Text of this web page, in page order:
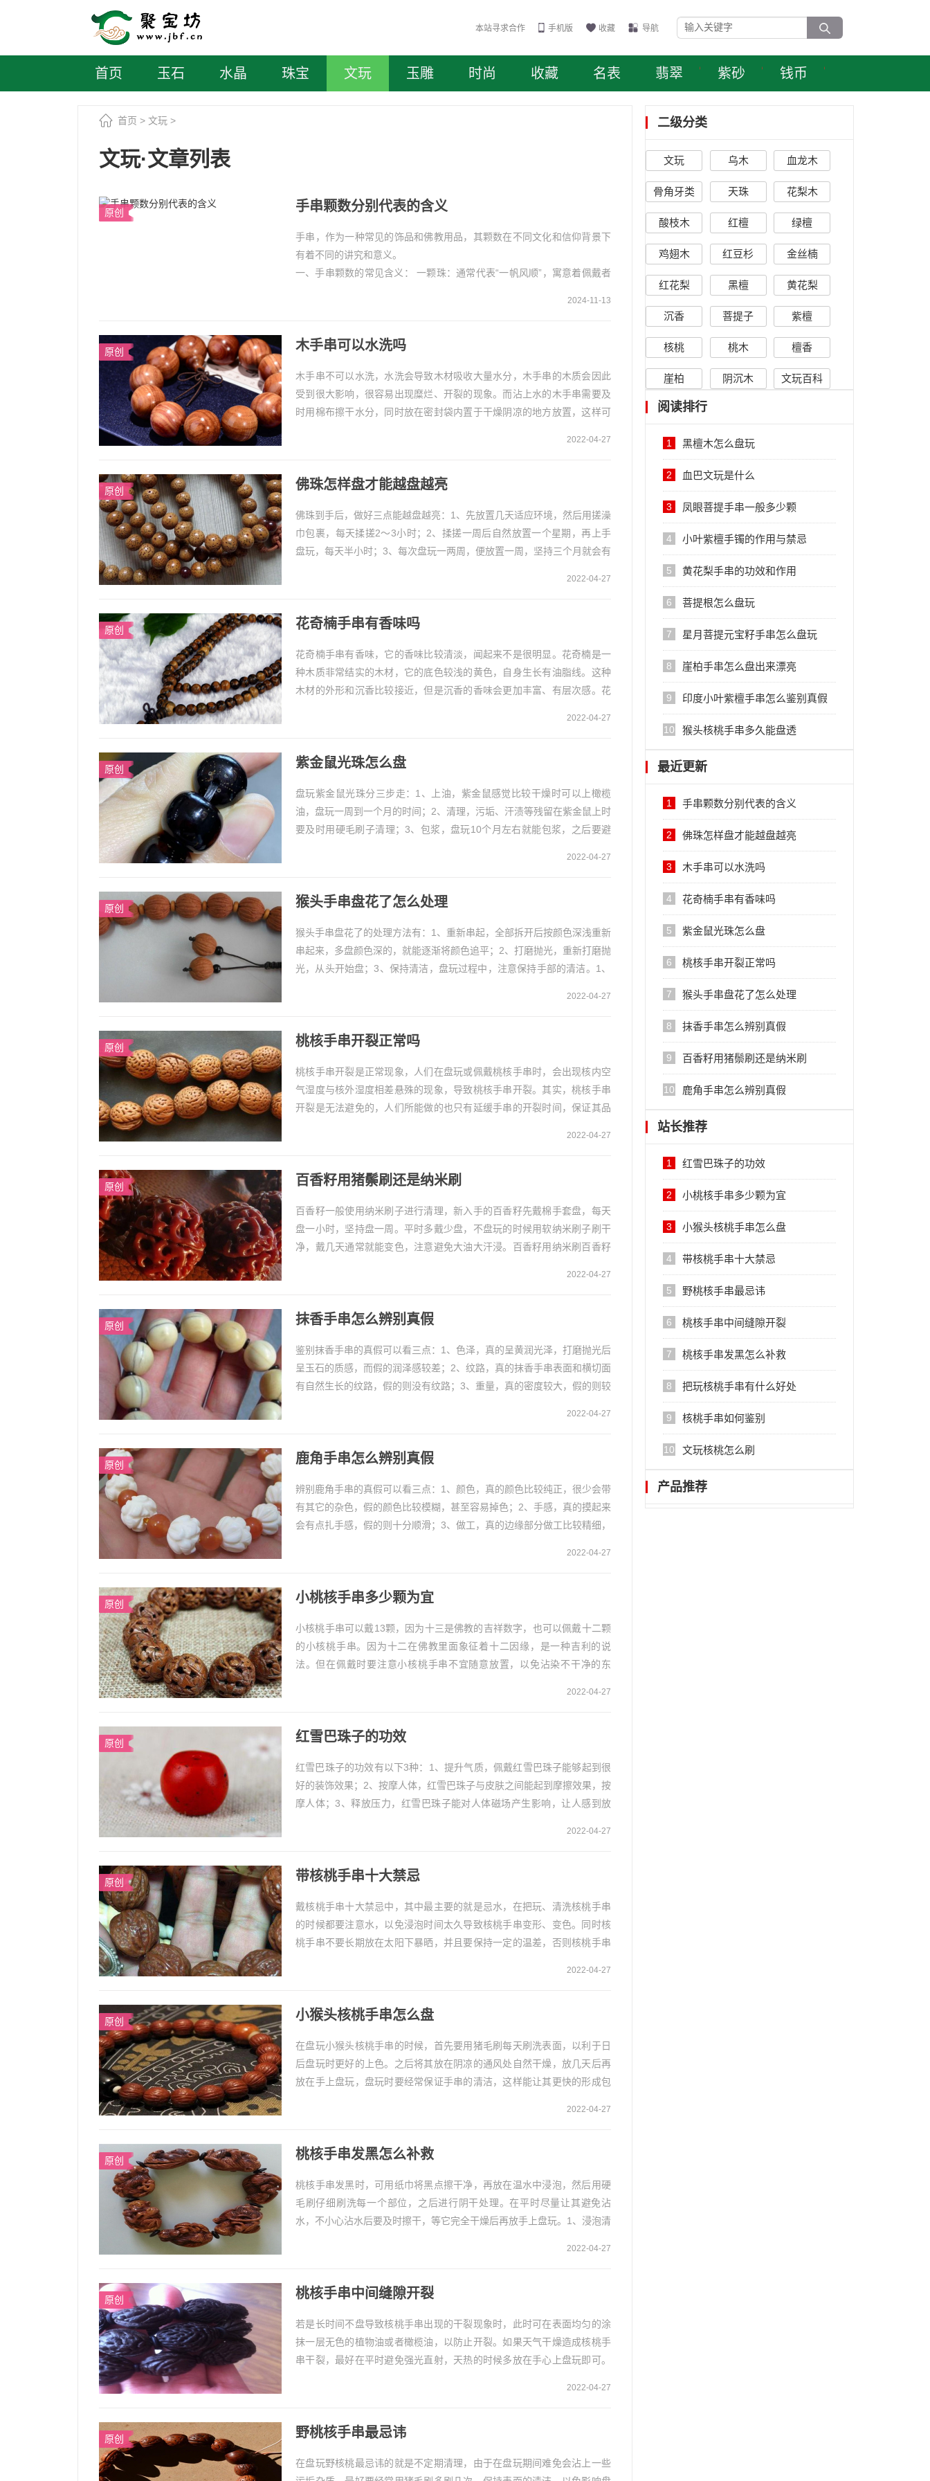
本站寻求合作 手机版 收藏 导航
首页 玉石 水晶 珠宝 文玩 玉雕 时尚 收藏 名表 翡翠 紫砂 钱币
首页 > 文玩 >
文玩·文章列表
原创 手串颗数分别代表的含义
手串，作为一种常见的饰品和佛教用品，其颗数在不同文化和信仰背景下
有着不同的讲究和意义。
一、手串颗数的常见含义： 一颗珠：通常代表“一帆风顺”，寓意着佩戴者
2024-11-13
原创 木手串可以水洗吗
木手串不可以水洗，水洗会导致木材吸收大量水分，木手串的木质会因此
受到很大影响，很容易出现糜烂、开裂的现象。而沾上水的木手串需要及
时用棉布擦干水分，同时放在密封袋内置于干燥阴凉的地方放置，这样可
2022-04-27
原创 佛珠怎样盘才能越盘越亮
佛珠到手后，做好三点能越盘越亮：1、先放置几天适应环境，然后用搓澡
巾包裹，每天揉搓2～3小时；2、揉搓一周后自然放置一个星期，再上手
盘玩，每天半小时；3、每次盘玩一两周，便放置一周，坚持三个月就会有
2022-04-27
原创 花奇楠手串有香味吗
花奇楠手串有香味，它的香味比较清淡，闻起来不是很明显。花奇楠是一
种木质非常结实的木材，它的底色较浅的黄色，自身生长有油脂线。这种
木材的外形和沉香比较接近，但是沉香的香味会更加丰富、有层次感。花
2022-04-27
原创 紫金鼠光珠怎么盘
盘玩紫金鼠光珠分三步走：1、上油，紫金鼠感觉比较干燥时可以上橄榄
油，盘玩一周到一个月的时间；2、清理，污垢、汗渍等残留在紫金鼠上时
要及时用硬毛刷子清理；3、包浆，盘玩10个月左右就能包浆，之后要避
2022-04-27
原创 猴头手串盘花了怎么处理
猴头手串盘花了的处理方法有：1、重新串起，全部拆开后按颜色深浅重新
串起来，多盘颜色深的，就能逐渐将颜色追平；2、打磨抛光，重新打磨抛
光，从头开始盘；3、保持清洁，盘玩过程中，注意保持手部的清洁。1、
2022-04-27
原创 桃核手串开裂正常吗
桃核手串开裂是正常现象，人们在盘玩或佩戴桃核手串时，会出现核内空
气湿度与核外湿度相差悬殊的现象，导致桃核手串开裂。其实，桃核手串
开裂是无法避免的，人们所能做的也只有延缓手串的开裂时间，保证其品
2022-04-27
原创 百香籽用猪鬃刷还是纳米刷
百香籽一般使用纳米刷子进行清理，新入手的百香籽先戴棉手套盘，每天
盘一小时，坚持盘一周。平时多戴少盘，不盘玩的时候用软纳米刷子刷干
净，戴几天通常就能变色，注意避免大油大汗浸。百香籽用纳米刷百香籽
2022-04-27
原创 抹香手串怎么辨别真假
鉴别抹香手串的真假可以看三点：1、色泽，真的呈黄润光泽，打磨抛光后
呈玉石的质感，而假的润泽感较差；2、纹路，真的抹香手串表面和横切面
有自然生长的纹路，假的则没有纹路；3、重量，真的密度较大，假的则较
2022-04-27
原创 鹿角手串怎么辨别真假
辨别鹿角手串的真假可以看三点：1、颜色，真的颜色比较纯正，很少会带
有其它的杂色，假的颜色比较模糊，甚至容易掉色；2、手感，真的摸起来
会有点扎手感，假的则十分顺滑；3、做工，真的边缘部分做工比较精细，
2022-04-27
原创 小桃核手串多少颗为宜
小核桃手串可以戴13颗，因为十三是佛教的吉祥数字，也可以佩戴十二颗
的小核桃手串。因为十二在佛教里面象征着十二因缘，是一种吉利的说
法。但在佩戴时要注意小核桃手串不宜随意放置，以免沾染不干净的东
2022-04-27
原创 红雪巴珠子的功效
红雪巴珠子的功效有以下3种：1、提升气质，佩戴红雪巴珠子能够起到很
好的装饰效果；2、按摩人体，红雪巴珠子与皮肤之间能起到摩擦效果，按
摩人体；3、释放压力，红雪巴珠子能对人体磁场产生影响，让人感到放
2022-04-27
原创 带核桃手串十大禁忌
戴核桃手串十大禁忌中，其中最主要的就是忌水，在把玩、清洗核桃手串
的时候都要注意水，以免浸泡时间太久导致核桃手串变形、变色。同时核
桃手串不要长期放在太阳下暴晒，并且要保持一定的温差，否则核桃手串
2022-04-27
原创 小猴头核桃手串怎么盘
在盘玩小猴头核桃手串的时候，首先要用猪毛刷每天刷洗表面，以利于日
后盘玩时更好的上色。之后将其放在阴凉的通风处自然干燥，放几天后再
放在手上盘玩，盘玩时要经常保证手串的清洁，这样能让其更快的形成包
2022-04-27
原创 桃核手串发黑怎么补救
桃核手串发黑时，可用纸巾将黑点擦干净，再放在温水中浸泡，然后用硬
毛刷仔细刷洗每一个部位，之后进行阴干处理。在平时尽量让其避免沾
水，不小心沾水后要及时擦干，等它完全干燥后再放手上盘玩。1、浸泡清
2022-04-27
原创 桃核手串中间缝隙开裂
若是长时间不盘导致核桃手串出现的干裂现象时，此时可在表面均匀的涂
抹一层无色的植物油或者橄榄油，以防止开裂。如果天气干燥造成核桃手
串干裂，最好在平时避免强光直射，天热的时候多放在手心上盘玩即可。
2022-04-27
原创 野桃核手串最忌讳
在盘玩野核桃最忌讳的就是不定期清理，由于在盘玩期间难免会沾上一些
二级分类
文玩 乌木 血龙木
骨角牙类 天珠 花梨木
酸枝木 红檀 绿檀
鸡翅木 红豆杉 金丝楠
红花梨 黑檀 黄花梨
沉香 菩提子 紫檀
核桃 桃木 檀香
崖柏 阴沉木 文玩百科
阅读排行
1 黑檀木怎么盘玩
2 血巴文玩是什么
3 凤眼菩提手串一般多少颗
4 小叶紫檀手镯的作用与禁忌
5 黄花梨手串的功效和作用
6 菩提根怎么盘玩
7 星月菩提元宝籽手串怎么盘玩
8 崖柏手串怎么盘出来漂亮
9 印度小叶紫檀手串怎么鉴别真假
10 猴头核桃手串多久能盘透
最近更新
1 手串颗数分别代表的含义
2 佛珠怎样盘才能越盘越亮
3 木手串可以水洗吗
4 花奇楠手串有香味吗
5 紫金鼠光珠怎么盘
6 桃核手串开裂正常吗
7 猴头手串盘花了怎么处理
8 抹香手串怎么辨别真假
9 百香籽用猪鬃刷还是纳米刷
10 鹿角手串怎么辨别真假
站长推荐
1 红雪巴珠子的功效
2 小桃核手串多少颗为宜
3 小猴头核桃手串怎么盘
4 带核桃手串十大禁忌
5 野桃核手串最忌讳
6 桃核手串中间缝隙开裂
7 桃核手串发黑怎么补救
8 把玩核桃手串有什么好处
9 核桃手串如何鉴别
10 文玩核桃怎么刷
产品推荐